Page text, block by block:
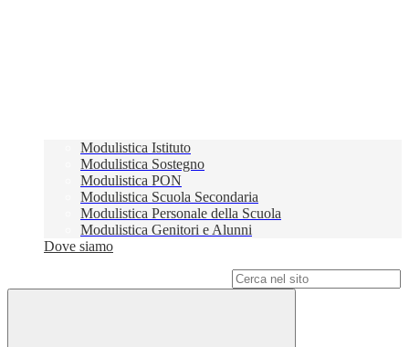
Modulistica Istituto
Modulistica Sostegno
Modulistica PON
Modulistica Scuola Secondaria
Modulistica Personale della Scuola
Modulistica Genitori e Alunni
Dove siamo